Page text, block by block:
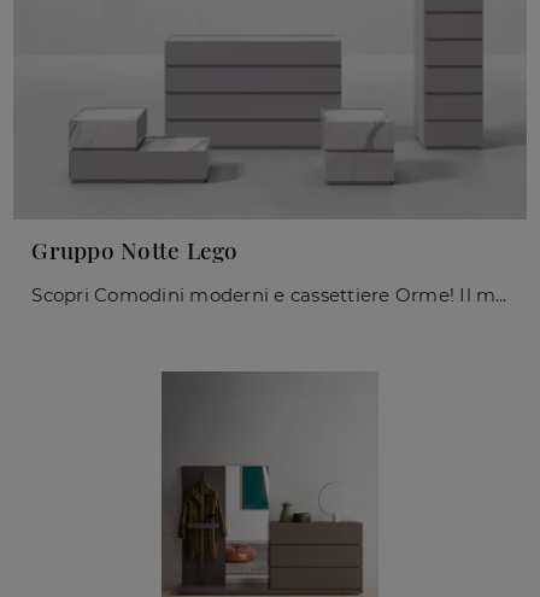
Gruppo Notte Lego
Scopri Comodini moderni e cassettiere Orme! Il modello Gruppo Notte Lego costruito in laccato opaco è la soluzione ottimale.